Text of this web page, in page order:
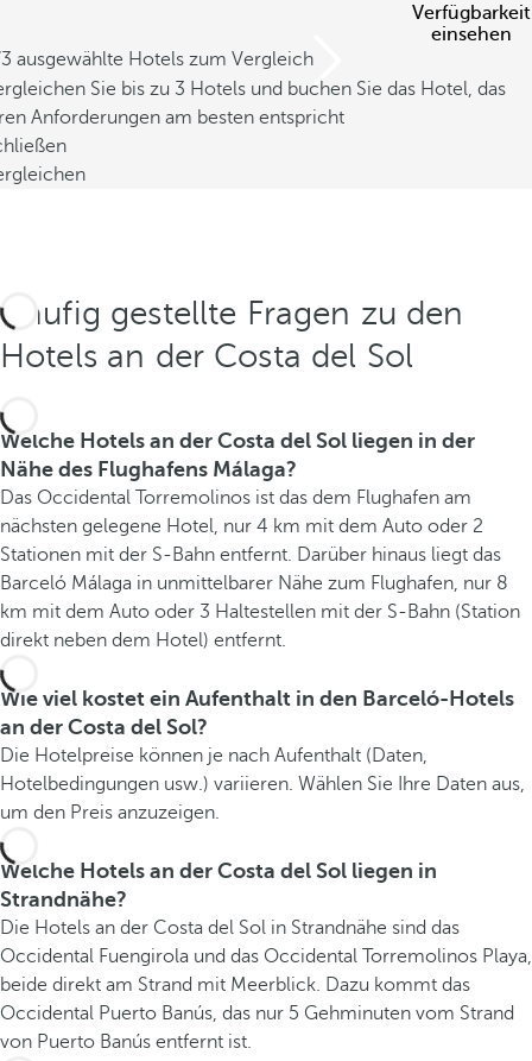
Verfügbarkeit
einsehen
ausgewählte Hotels zum Vergleich
Sie bis zu 3 Hotels und buchen Sie das Hotel, das
Anforderungen am besten entspricht
Häufig gestellte Fragen zu den
Hotels an der Costa del Sol
Welche Hotels an der Costa del Sol liegen in der
Nähe des Flughafens Málaga?
Das Occidental Torremolinos ist das dem Flughafen am
nächsten gelegene Hotel, nur 4 km mit dem Auto oder 2
Stationen mit der S-Bahn entfernt. Darüber hinaus liegt das
Barceló Málaga in unmittelbarer Nähe zum Flughafen, nur 8
km mit dem Auto oder 3 Haltestellen mit der S-Bahn (Station
direkt neben dem Hotel) entfernt.
Wie viel kostet ein Aufenthalt in den Barceló-Hotels
an der Costa del Sol?
Die Hotelpreise können je nach Aufenthalt (Daten,
Hotelbedingungen usw.) variieren. Wählen Sie Ihre Daten aus,
um den Preis anzuzeigen.
Welche Hotels an der Costa del Sol liegen in
Strandnähe?
Die Hotels an der Costa del Sol in Strandnähe sind das
Occidental Fuengirola und das Occidental Torremolinos Playa,
beide direkt am Strand mit Meerblick. Dazu kommt das
Occidental Puerto Banús, das nur 5 Gehminuten vom Strand
von Puerto Banús entfernt ist.
u
d
n
b
e
e
n
G
e
r
i
c
h
e
n
z
ä
h
e
n
f
r
i
t
t